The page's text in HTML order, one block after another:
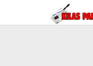
konten